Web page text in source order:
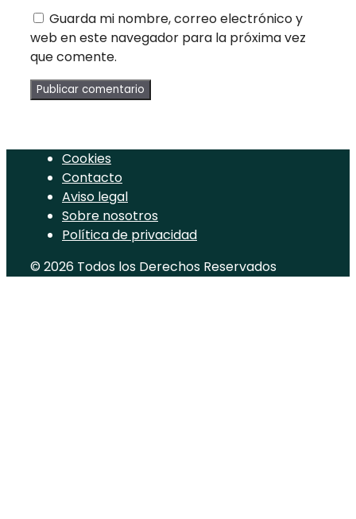
Guarda mi nombre, correo electrónico y
web en este navegador para la próxima vez
que comente.
Cookies
Contacto
Aviso legal
Sobre nosotros
Política de privacidad
© 2026 Todos los Derechos Reservados